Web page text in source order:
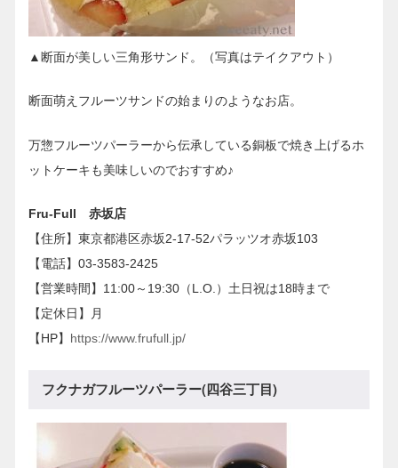
▲断面が美しい三角形サンド。（写真はテイクアウト）
断面萌えフルーツサンドの始まりのようなお店。
万惣フルーツパーラーから伝承している銅板で焼き上げるホ
ットケーキも美味しいのでおすすめ♪
Fru-Full 赤坂店
【住所】東京都港区赤坂2-17-52パラッツオ赤坂103
【電話】03-3583-2425
【営業時間】11:00～19:30（L.O.）土日祝は18時まで
【定休日】月
【HP】 https://www.frufull.jp/
フクナガフルーツパーラー(四谷三丁目)